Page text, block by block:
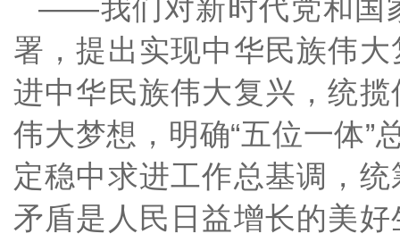
——我们对新时代党和国
署，提出实现中华民族伟
进中华民族伟大复兴，统
伟大梦想，明确“五位一体”
定稳中求进工作总基调，
矛盾是人民日益增长的美